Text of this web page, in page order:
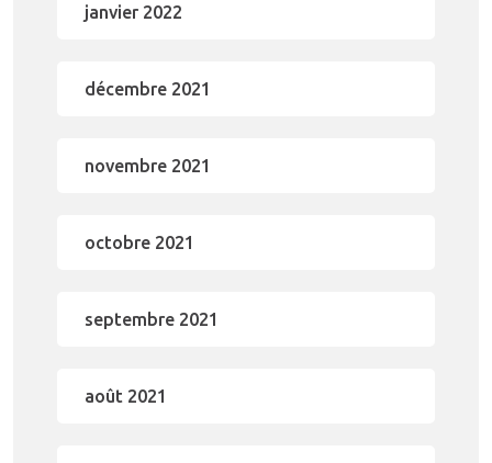
janvier 2022
décembre 2021
novembre 2021
octobre 2021
septembre 2021
août 2021